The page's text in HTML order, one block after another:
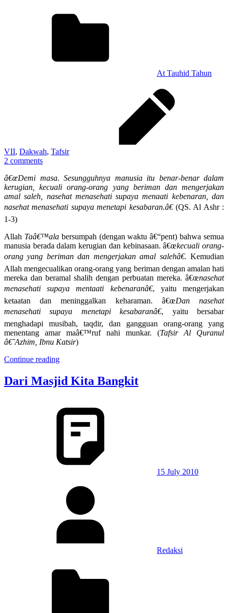
At Tauhid Tahun
VII, Dakwah, Tafsir
2 comments
â€œDemi masa. Sesungguhnya manusia itu benar-benar dalam
kerugian, kecuali orang-orang yang beriman dan mengerjakan
amal saleh, nasehat menasehati supaya menaati kebenaran, dan
nasehat menasehati supaya menetapi kesabaran.â€(QS. Al Ashr :
1-3)
Allah Taâ€™alabersumpah (dengan waktu â€“pent) bahwa semua
manusia berada dalam kerugian dan kebinasaan. â€œkecuali orang-
orang yang beriman dan mengerjakan amal salehâ€. Kemudian
Allah mengecualikan orang-orang yang beriman dengan amalan hati
mereka dan beramal shalih dengan perbuatan mereka. â€œnasehat
menasehati supaya mentaati kebenaranâ€, yaitu mengerjakan
ketaatan dan meninggalkan keharaman. â€œDan nasehat
menasehati supaya menetapi kesabaranâ€, yaitu bersabar
menghadapi musibah, taqdir, dan gangguan orang-orang yang
menentang amar maâ€™ruf nahi munkar. (Tafsir Al Quranul
â€˜Azhim, Ibnu Katsir)
Continue reading
Dari Masjid Kita Bangkit
15 July 2010
Redaksi